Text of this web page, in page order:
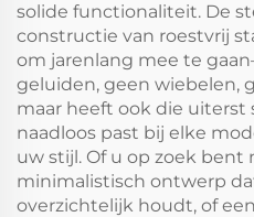
solide functionaliteit. De
constructie van roestvrij
om jarenlang mee te
geluiden, geen wiebelen,
maar heeft ook die uiterst
naadloos past bij elke
uw stijl. Of u op zoek bent
minimalistisch ontwerp
overzichtelijk houdt, of